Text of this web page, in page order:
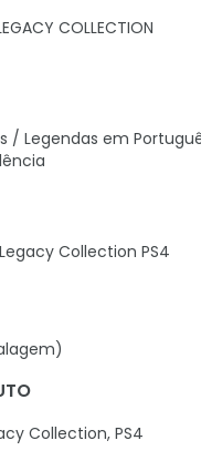
COLLECTION
/ Legendas em
Collection PS4
Collection, PS4